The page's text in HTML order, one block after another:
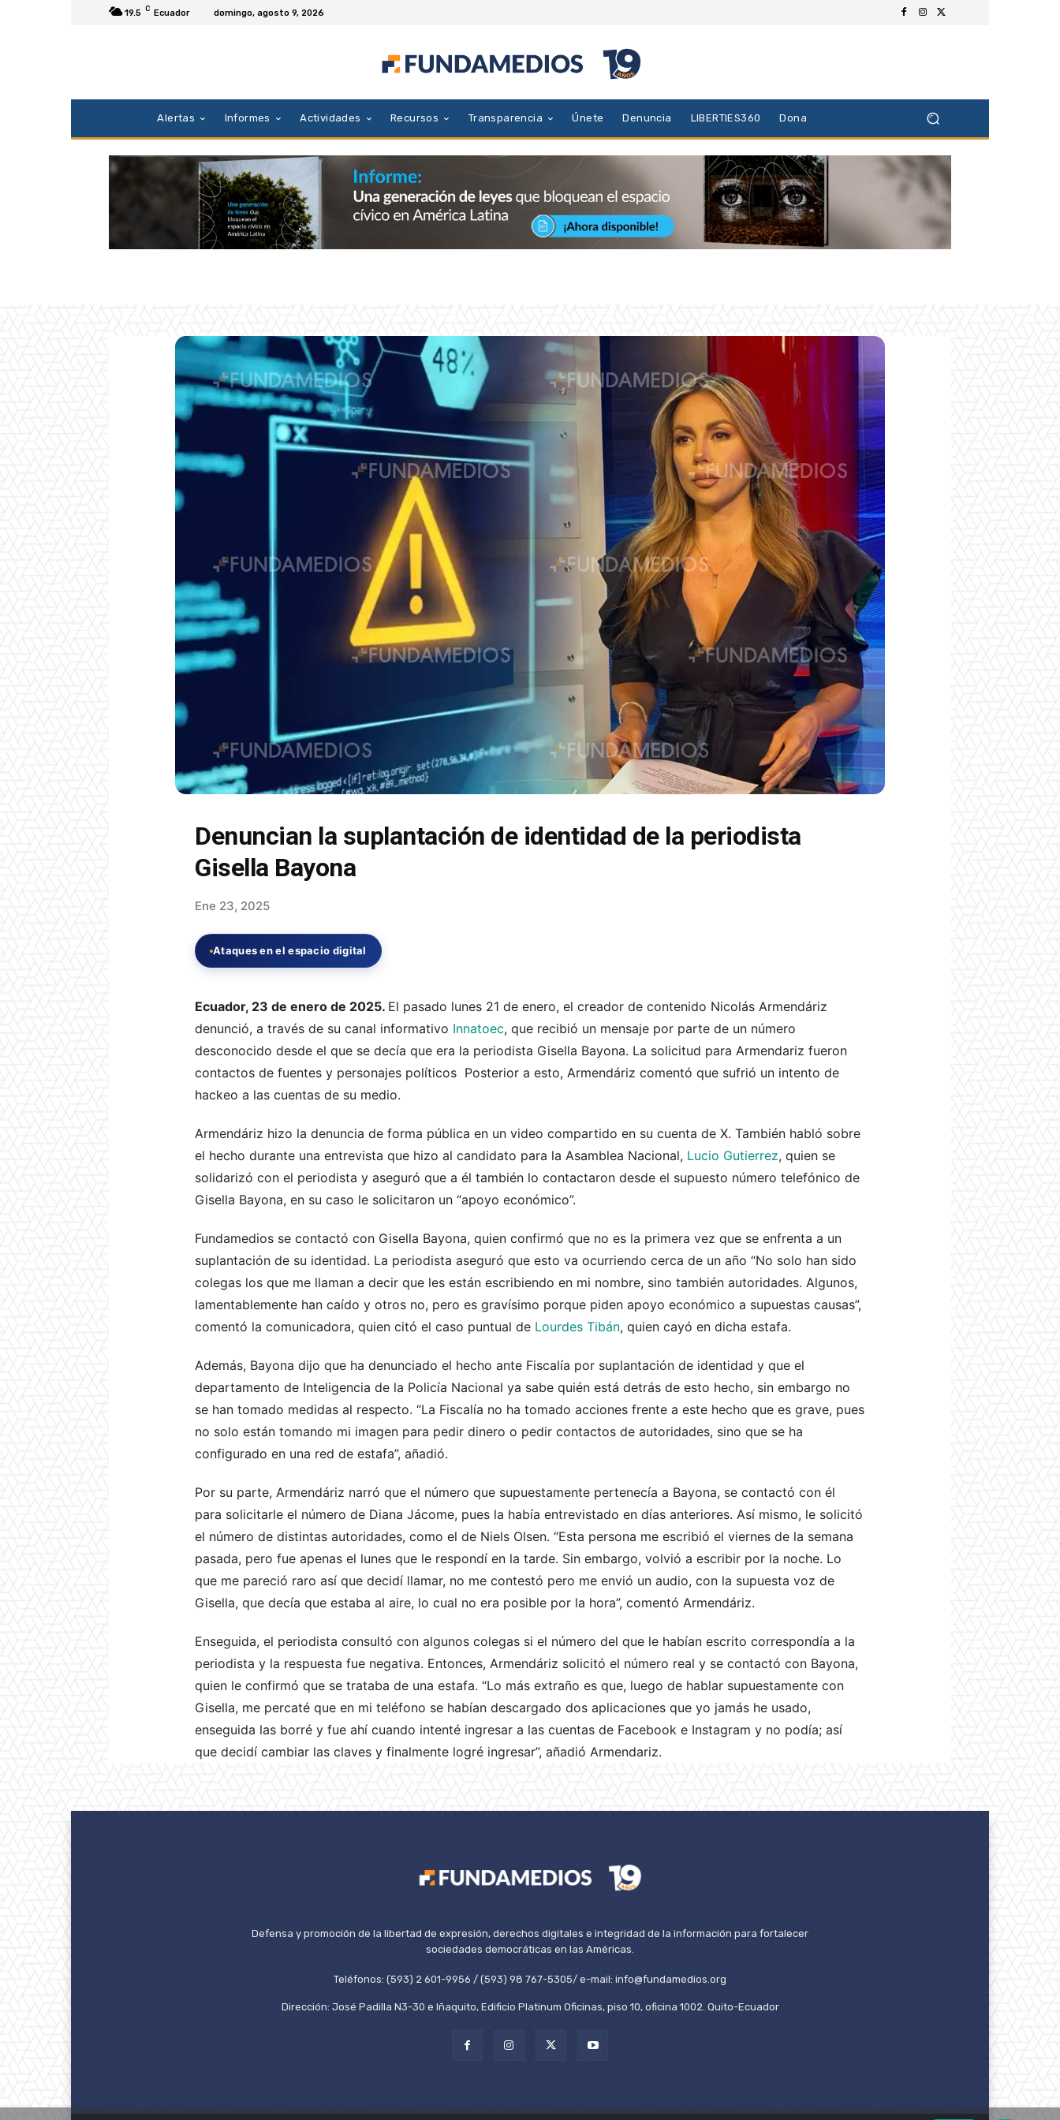
19.5 C Ecuador domingo, agosto 9, 2026
Alertas Informes Actividades Recursos Transparencia Únete Denuncia LIBERTIES360 Dona
Denuncian la suplantación de identidad de la periodista
Gisella Bayona
Ene 23, 2025
Ataques en el espacio digital
Ecuador, 23 de enero de 2025. El pasado lunes 21 de enero, el creador de contenido Nicolás Armendáriz
denunció, a través de su canal informativo Innatoec, que recibió un mensaje por parte de un número
desconocido desde el que se decía que era la periodista Gisella Bayona. La solicitud para Armendariz fueron
contactos de fuentes y personajes políticos Posterior a esto, Armendáriz comentó que sufrió un intento de
hackeo a las cuentas de su medio.
Armendáriz hizo la denuncia de forma pública en un video compartido en su cuenta de X. También habló sobre
el hecho durante una entrevista que hizo al candidato para la Asamblea Nacional, Lucio Gutierrez, quien se
solidarizó con el periodista y aseguró que a él también lo contactaron desde el supuesto número telefónico de
Gisella Bayona, en su caso le solicitaron un “apoyo económico”.
Fundamedios se contactó con Gisella Bayona, quien confirmó que no es la primera vez que se enfrenta a un
suplantación de su identidad. La periodista aseguró que esto va ocurriendo cerca de un año “No solo han sido
colegas los que me llaman a decir que les están escribiendo en mi nombre, sino también autoridades. Algunos,
lamentablemente han caído y otros no, pero es gravísimo porque piden apoyo económico a supuestas causas”,
comentó la comunicadora, quien citó el caso puntual de Lourdes Tibán, quien cayó en dicha estafa.
Además, Bayona dijo que ha denunciado el hecho ante Fiscalía por suplantación de identidad y que el
departamento de Inteligencia de la Policía Nacional ya sabe quién está detrás de esto hecho, sin embargo no
se han tomado medidas al respecto. “La Fiscalía no ha tomado acciones frente a este hecho que es grave, pues
no solo están tomando mi imagen para pedir dinero o pedir contactos de autoridades, sino que se ha
configurado en una red de estafa”, añadió.
Por su parte, Armendáriz narró que el número que supuestamente pertenecía a Bayona, se contactó con él
para solicitarle el número de Diana Jácome, pues la había entrevistado en días anteriores. Así mismo, le solicitó
el número de distintas autoridades, como el de Niels Olsen. “Esta persona me escribió el viernes de la semana
pasada, pero fue apenas el lunes que le respondí en la tarde. Sin embargo, volvió a escribir por la noche. Lo
que me pareció raro así que decidí llamar, no me contestó pero me envió un audio, con la supuesta voz de
Gisella, que decía que estaba al aire, lo cual no era posible por la hora”, comentó Armendáriz.
Enseguida, el periodista consultó con algunos colegas si el número del que le habían escrito correspondía a la
periodista y la respuesta fue negativa. Entonces, Armendáriz solicitó el número real y se contactó con Bayona,
quien le confirmó que se trataba de una estafa. “Lo más extraño es que, luego de hablar supuestamente con
Gisella, me percaté que en mi teléfono se habían descargado dos aplicaciones que yo jamás he usado,
enseguida las borré y fue ahí cuando intenté ingresar a las cuentas de Facebook e Instagram y no podía; así
que decidí cambiar las claves y finalmente logré ingresar”, añadió Armendariz.
Defensa y promoción de la libertad de expresión, derechos digitales e integridad de la información para fortalecer
sociedades democráticas en las Américas.
Teléfonos: (593) 2 601-9956 / (593) 98 767-5305/ e-mail: info@fundamedios.org
Dirección: José Padilla N3-30 e Iñaquito, Edificio Platinum Oficinas, piso 10, oficina 1002. Quito-Ecuador